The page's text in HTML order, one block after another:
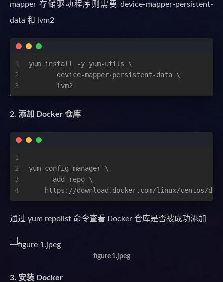
mapper 存储驱动程序则需要 device-mapper-persistent-
data 和 lvm2
1
2
3
yum install -y yum-utils \
       device-mapper-persistent-data \
       lvm2
2. 添加 Docker 仓库
1
2
3
4
yum-config-manager \
    --add-repo \
https://download.docker.com/linux/centos/
通过 yum repolist 命令查看 Docker 仓库是否被成功添加
figure 1.jpeg
3. 安装 Docker